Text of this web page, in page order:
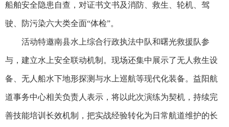
船舶安全隐患自查，对证书文书及消防、救生、轮机、驾
驶、防污染六大类全面“体检”。
活动特邀南县水上综合行政执法中队和曙光救援队参
与，建立水上安全联动机制。现场还集中展示了无人救生设
备、无人船水下地形探测与水上巡航等现代化装备。益阳航
道事务中心相关负责人表示，将以此次演练为契机，持续完
善技能培训长效机制，把实战经验转化为日常航道维护的长